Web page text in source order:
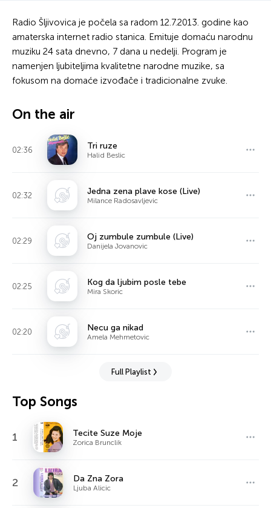
Radio Šljivovica je počela sa radom 12.7.2013. godine kao
amaterska internet radio stanica. Emituje domaću narodnu
muziku 24 sata dnevno, 7 dana u nedelji. Program je
namenjen ljubiteljima kvalitetne narodne muzike, sa
fokusom na domaće izvođače i tradicionalne zvuke.
On the air
02:36 Tri ruze
Halid Beslic
02:32 Jedna zena plave kose (Live)
Milance Radosavljevic
02:29 Oj zumbule zumbule (Live)
Danijela Jovanovic
02:25 Kog da ljubim posle tebe
Mira Skoric
02:20 Necu ga nikad
Amela Mehmetovic
Full Playlist
Top Songs
1 Tecite Suze Moje
Zorica Brunclik
2 Da Zna Zora
Ljuba Alicic